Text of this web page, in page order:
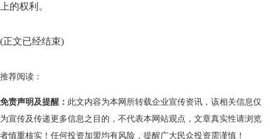
上的权利。
(正文已经结束)
推荐阅读：
免责声明及提醒： 此文内容为本网所转载企业宣传资讯，该相关信息仅
为宣传及传递更多信息之目的，不代表本网站观点，文章真实性请浏览
者慎重核实！任何投资加盟均有风险，提醒广大民众投资需谨慎！